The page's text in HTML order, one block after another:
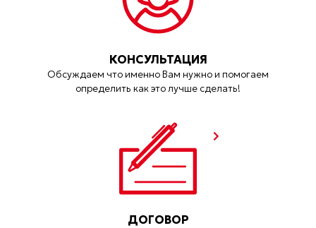
КОНСУЛЬТАЦИЯ
Обсуждаем что именно Вам нужно и помогаем
определить как это лучше сделать!
ДОГОВОР